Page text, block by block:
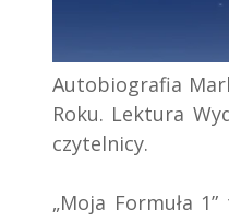
Autobiografia
Roku. Lektura
czytelnicy.
„Moja Formuła